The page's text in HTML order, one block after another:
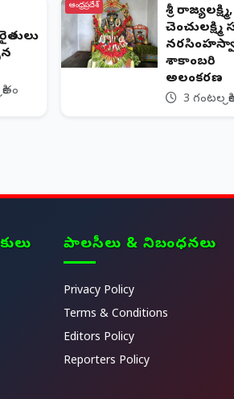
ఆంధ్రప్రదేశ్
శ్రీ రాజ్యలక్ష్మి,
శాకాంబరి
అలంకరణ
3 గంటల
పాలసీలు & నిబంధనలు
Privacy Policy
Terms & Conditions
Editors Policy
Reporters Policy